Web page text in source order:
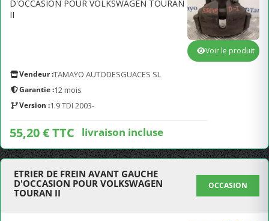
D'OCCASION POUR VOLKSWAGEN TOURAN
II
Vendeur :TAMAYO AUTODESGUACES SL
Garantie :12 mois
Version :1.9 TDI 2003-
55,20 € TTC livraison incluse
Voir le produit
ETRIER DE FREIN AVANT GAUCHE
D'OCCASION POUR VOLKSWAGEN
TOURAN II
OCCASION